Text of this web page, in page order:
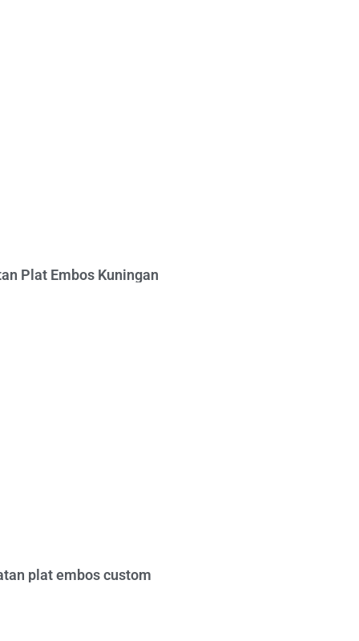
Plat Embos Kuningan
plat embos custom